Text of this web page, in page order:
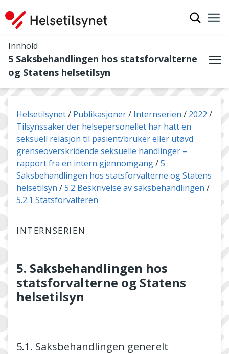
Innhold
5 Saksbehandlingen hos statsforvalterne
og Statens helsetilsyn
Du er her:
Helsetilsynet Publikasjoner Internserien
2022
Tilsynssaker der helsepersonellet har hatt en
seksuell relasjon til pasient/bruker eller utøvd
grenseoverskridende seksuelle handlinger –
rapport fra en intern gjennomgang
5
Saksbehandlingen hos statsforvalterne og Statens
helsetilsyn
5.2 Beskrivelse av saksbehandlingen
5.2.1 Statsforvalteren
INTERNSERIEN
5. Saksbehandlingen hos
statsforvalterne og Statens
helsetilsyn
5.1. Saksbehandlingen generelt